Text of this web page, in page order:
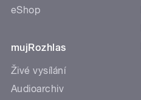
eShop
mujRozhlas
Živé vysílání
Audioarchiv